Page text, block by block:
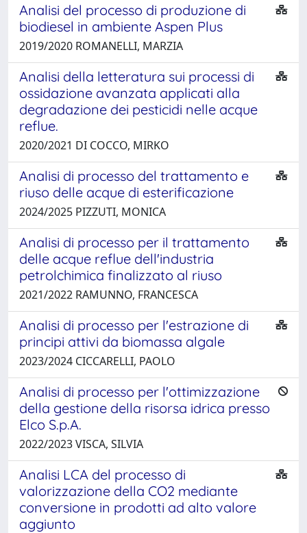
Analisi del processo di produzione di
biodiesel in ambiente Aspen Plus
2019/2020 ROMANELLI, MARZIA
Analisi della letteratura sui processi di
ossidazione avanzata applicati alla
degradazione dei pesticidi nelle acque
reflue.
2020/2021 DI COCCO, MIRKO
Analisi di processo del trattamento e
riuso delle acque di esterificazione
2024/2025 PIZZUTI, MONICA
Analisi di processo per il trattamento
delle acque reflue dell'industria
petrolchimica finalizzato al riuso
2021/2022 RAMUNNO, FRANCESCA
Analisi di processo per l'estrazione di
principi attivi da biomassa algale
2023/2024 CICCARELLI, PAOLO
Analisi di processo per l'ottimizzazione
della gestione della risorsa idrica presso
Elco S.p.A.
2022/2023 VISCA, SILVIA
Analisi LCA del processo di
valorizzazione della CO2 mediante
conversione in prodotti ad alto valore
aggiunto